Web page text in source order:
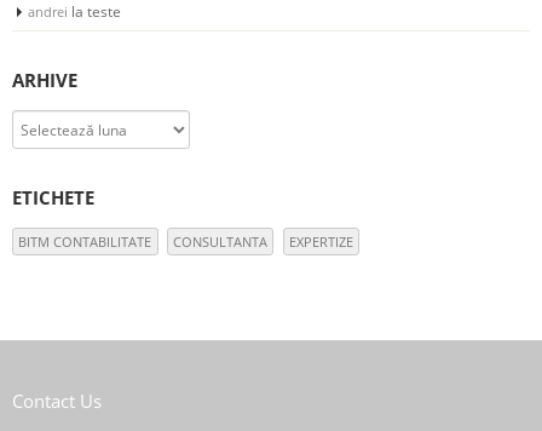
andrei la teste
ARHIVE
Arhive
ETICHETE
BITM CONTABILITATE CONSULTANTA EXPERTIZE
Contact Us